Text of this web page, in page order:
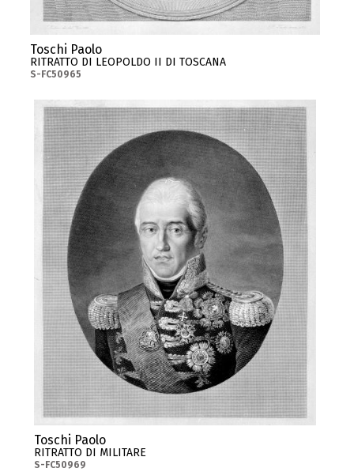
Toschi Paolo
RITRATTO DI LEOPOLDO II DI TOSCANA
S-FC50965
Toschi Paolo
RITRATTO DI MILITARE
S-FC50969